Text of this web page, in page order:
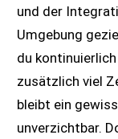
und der
Umgebung
du
zusätzlich viel
bleibt ein
unverzichtbar.